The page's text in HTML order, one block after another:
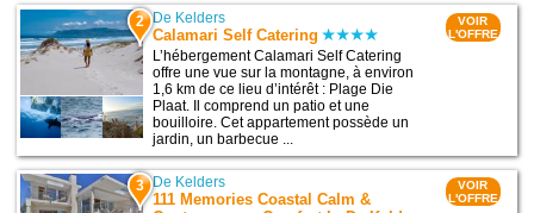
2 De Kelders
Calamari Self Catering
L’hébergement Calamari Self Catering
offre une vue sur la montagne, à environ
1,6 km de ce lieu d’intérêt : Plage Die
Plaat. Il comprend un patio et une
bouilloire. Cet appartement possède un
jardin, un barbecue ...
VOIR
L'OFFRE
3 De Kelders
111 Memories Coastal Calm &
VOIR
L'OFFRE